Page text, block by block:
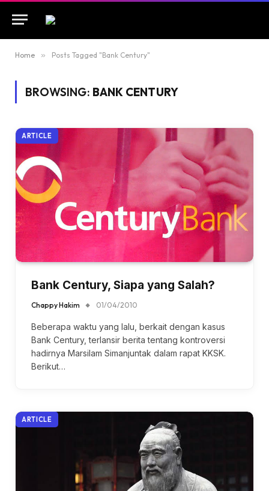
Home » Posts Tagged "Bank Century"
BROWSING: BANK CENTURY
ARTICLE
Bank Century, Siapa yang Salah?
Chappy Hakim 01/04/2010
Beberapa waktu yang lalu, berkait dengan kasus
Bank Century, terlansir berita tentang kontroversi
hadirnya Marsilam Simanjuntak dalam rapat KKSK.
Berikut…
ARTICLE